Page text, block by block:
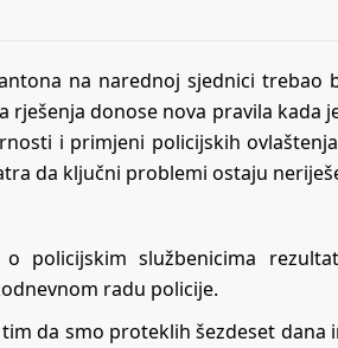
na narednoj sjednici trebao
rješenja donose nova pravila kada
i primjeni policijskih
da ključni problemi ostaju
policijskim službenicima
radu policije.
da smo proteklih šezdeset